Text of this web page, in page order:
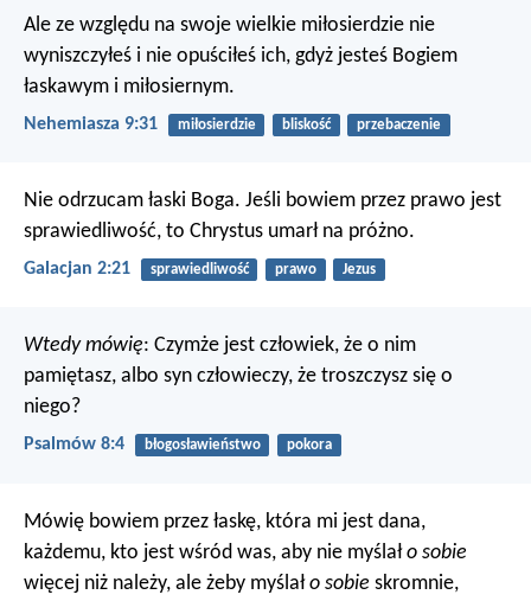
Ale ze względu na swoje wielkie miłosierdzie nie
wyniszczyłeś i nie opuściłeś ich, gdyż jesteś Bogiem
łaskawym i miłosiernym.
Nehemiasza 9:31 miłosierdzie bliskość przebaczenie
Nie odrzucam łaski Boga. Jeśli bowiem przez prawo jest
sprawiedliwość, to Chrystus umarł na próżno.
Galacjan 2:21 sprawiedliwość prawo Jezus
Wtedy mówię: Czymże jest człowiek, że o nim
pamiętasz, albo syn człowieczy, że troszczysz się o
niego?
Psalmów 8:4 błogosławieństwo pokora
Mówię bowiem przez łaskę, która mi jest dana,
każdemu, kto jest wśród was, aby nie myślało sobie
więcej niż należy, ale żeby myślało sobie skromnie,